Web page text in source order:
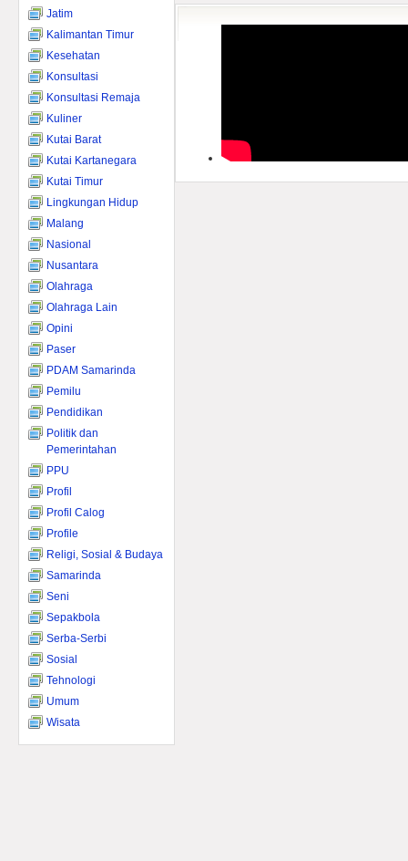
Jatim
Kalimantan Timur
Kesehatan
Konsultasi
Konsultasi Remaja
Kuliner
Kutai Barat
Kutai Kartanegara
Kutai Timur
Lingkungan Hidup
Malang
Nasional
Nusantara
Olahraga
Olahraga Lain
Opini
Paser
PDAM Samarinda
Pemilu
Pendidikan
Politik dan
Pemerintahan
PPU
Profil
Profil Calog
Profile
Religi, Sosial & Budaya
Samarinda
Seni
Sepakbola
Serba-Serbi
Sosial
Tehnologi
Umum
Wisata